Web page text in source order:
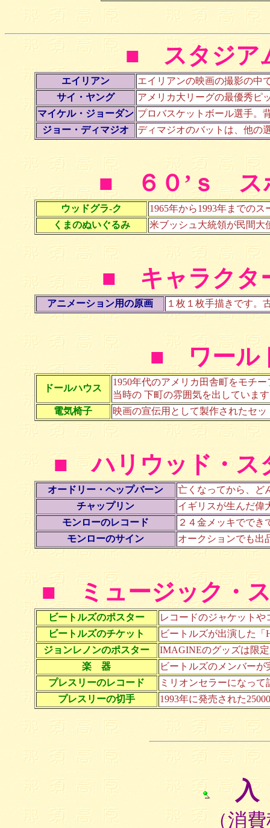
■ スタジア
エイリアン
エイリアンの映画の撮影の中
サイ・ヤング
アメリカ大リーグの最優秀ピ
マイケル・ジョーダン プロバスケットボール選手。
ジョー・ディマジオ
ディマジオのバットは、他の
■ ６０’ｓ ス
ウッドグラ-ク
1965年から1993年までの
くまのぬいぐるみ
米ブッシュ大統領が民間大
■ キャラクタ
アニメーション用の原画 １枚１枚手描きです。
■ ワール
ドールハウス
1950年代のアメリカ田舎町をモチ
当時の 下町の雰囲気を出していま
電気椅子
映画の宣伝用として製作されたセッ
■ ハリウッド・ス
オードリー・ヘップバーン
亡くなってから、ど
チャップリン
イギリスが生んだ偉
モンローのレコード
２４金メッキででき
モンローのサイン
オークションでも出
■ ミュージック・
ビートルズのポスター
レコードのジャケット
ビートルズのチケット
ビートルズが出演した
ジョンレノンのポスター
IMAGINEのグッズは限
楽 器
ビートルズのメンバー
プレスリーのレコード
ミリオンセラーになっ
プレスリーの切手
1993年に発売された
（消